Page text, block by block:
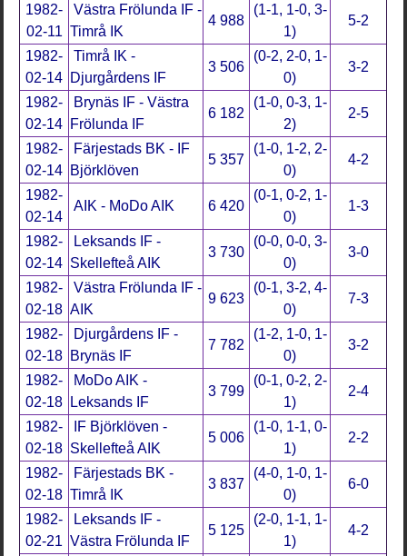
1982-
02-11
Västra Frölunda IF -
Timrå IK
4 988
(1-1, 1-0, 3-
1)
5-2
1982-
02-14
Timrå IK -
Djurgårdens IF
3 506
(0-2, 2-0, 1-
0)
3-2
1982-
02-14
Brynäs IF - Västra
Frölunda IF
6 182
(1-0, 0-3, 1-
2)
2-5
1982-
02-14
Färjestads BK - IF
Björklöven
5 357
(1-0, 1-2, 2-
0)
4-2
1982-
02-14
AIK - MoDo AIK 6 420
(0-1, 0-2, 1-
0)
1-3
1982-
02-14
Leksands IF -
Skellefteå AIK
3 730
(0-0, 0-0, 3-
0)
3-0
1982-
02-18
Västra Frölunda IF -
AIK
9 623
(0-1, 3-2, 4-
0)
7-3
1982-
02-18
Djurgårdens IF -
Brynäs IF
7 782
(1-2, 1-0, 1-
0)
3-2
1982-
02-18
MoDo AIK -
Leksands IF
3 799
(0-1, 0-2, 2-
1)
2-4
1982-
02-18
IF Björklöven -
Skellefteå AIK
5 006
(1-0, 1-1, 0-
1)
2-2
1982-
02-18
Färjestads BK -
Timrå IK
3 837
(4-0, 1-0, 1-
0)
6-0
1982-
02-21
Leksands IF -
Västra Frölunda IF
5 125
(2-0, 1-1, 1-
1)
4-2